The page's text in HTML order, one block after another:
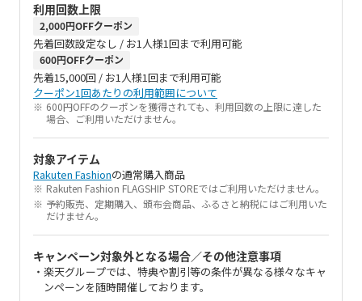
利用回数上限
2,000円OFFクーポン
先着回数設定なし / お1人様1回まで利用可能
600円OFFクーポン
先着15,000回 / お1人様1回まで利用可能
クーポン1回あたりの利用範囲について
600円OFFのクーポンを獲得されても、利用回数の上限に達した
場合、ご利用いただけません。
対象アイテム
Rakuten Fashionの通常購入商品
Rakuten Fashion FLAGSHIP STOREではご利用いただけません。
予約販売、定期購入、頒布会商品、ふるさと納税にはご利用いた
だけません。
キャンペーン対象外となる場合／その他注意事項
楽天グループでは、特典や割引等の条件が異なる様々なキャ
ンペーンを随時開催しております。